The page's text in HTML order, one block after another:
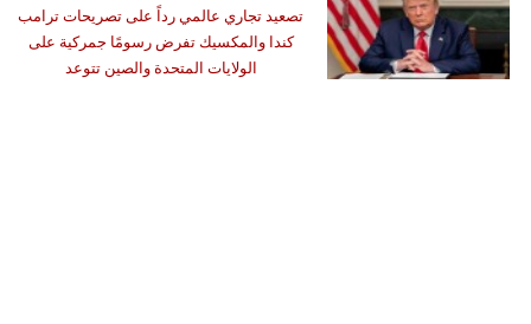
تصعيد تجاري عالمي رداً على تصريحات ترامب
كندا والمكسيك تفرض رسومًا جمركية على
الولايات المتحدة والصين تتوعد